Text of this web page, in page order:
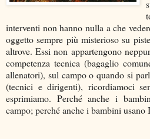
interventi non hanno nulla a che
oggetto sempre più misterioso su
altrove. Essi non appartengono
competenza tecnica (bagaglio
allenatori), sul campo o quando si
(tecnici e dirigenti), ricordiamoci
esprimiamo. Perché anche i
campo; perché anche i bambini usano